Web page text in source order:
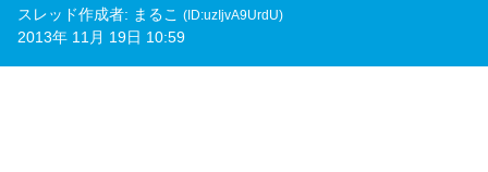
スレッド作成者: まるこ (ID:uzIjvA9UrdU)
2013年 11月 19日 10:59